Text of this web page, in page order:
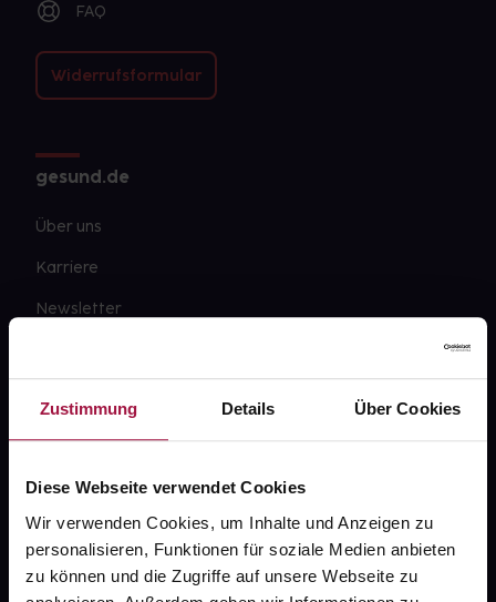
Zustimmung Details Über Cookies
Diese Webseite verwendet Cookies
Wir verwenden Cookies, um Inhalte und Anzeigen zu
personalisieren, Funktionen für soziale Medien anbieten
zu können und die Zugriffe auf unsere Webseite zu
FAQ
Widerrufsformular
gesund.de
Über uns
Karriere
Newsletter
Datenschutz
AGB
Impressum